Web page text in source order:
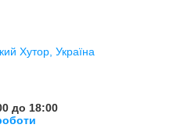
Хутор, Україна
до 18:00